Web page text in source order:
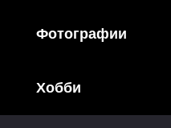
Фотографии
Хобби